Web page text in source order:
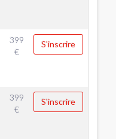
399
€
S'inscrire
399
€
S'inscrire